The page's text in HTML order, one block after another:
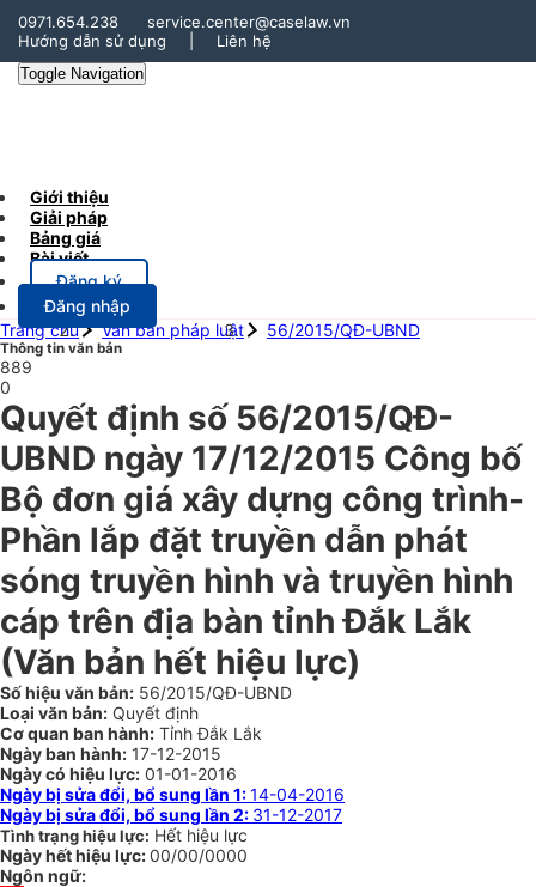
0971.654.238
service.center@caselaw.vn
Hướng dẫn sử dụng
Liên hệ
Toggle Navigation
Giới thiệu
Giải pháp
Bảng giá
Bài viết
Đăng ký
Đăng nhập
Trang chủ
Văn bản pháp luật 56/2015/QĐ-UBND
Thông tin văn bản
889
0
Quyết định số 56/2015/QĐ-
UBND ngày 17/12/2015 Công bố
Bộ đơn giá xây dựng công trình-
Phần lắp đặt truyền dẫn phát
sóng truyền hình và truyền hình
cáp trên địa bàn tỉnh Đắk Lắk
(Văn bản hết hiệu lực)
Số hiệu văn bản: 56/2015/QĐ-UBND
Loại văn bản: Quyết định
Cơ quan ban hành: Tỉnh Đắk Lắk
Ngày ban hành: 17-12-2015
Ngày có hiệu lực: 01-01-2016
Ngày bị sửa đổi, bổ sung lần 1:14-04-2016
Ngày bị sửa đổi, bổ sung lần 2: 31-12-2017
Tình trạng hiệu lực: Hết hiệu lực
Ngày hết hiệu lực:00/00/0000
Ngôn ngữ: